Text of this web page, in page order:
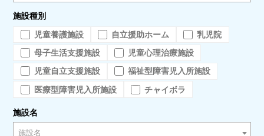
施設種別
児童養護施設
自立援助ホーム
乳児院
母子生活支援施設
児童心理治療施設
児童自立支援施設
福祉型障害児入所施設
医療型障害児入所施設
チャイボラ
施設名
施設名